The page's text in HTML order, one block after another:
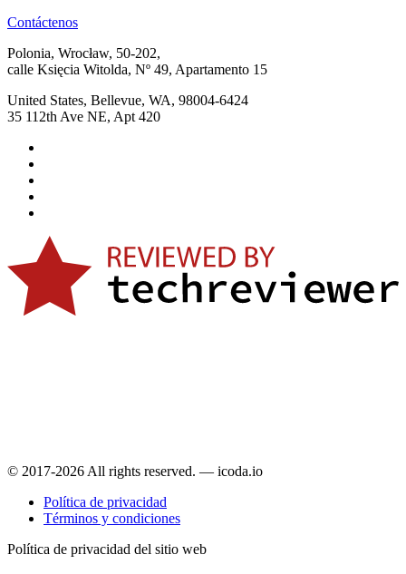
Contáctenos
Polonia, Wrocław, 50-202,
calle Księcia Witolda, Nº 49, Apartamento 15
United States, Bellevue, WA, 98004-6424
35 112th Ave NE, Apt 420
© 2017-2026 All rights reserved. — icoda.io
Política de privacidad
Términos y condiciones
Política de privacidad del sitio web